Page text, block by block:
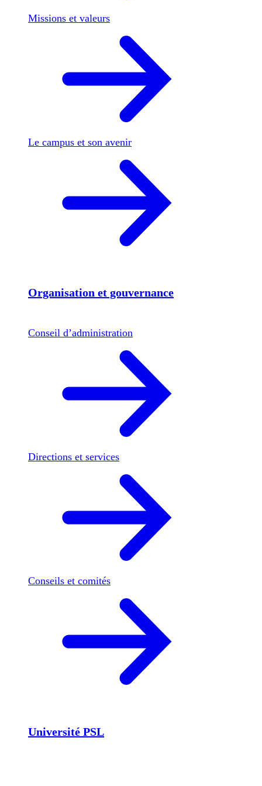
Missions et valeurs
Le campus et son avenir
Organisation et gouvernance
Conseil d’administration
Directions et services
Conseils et comités
Université PSL